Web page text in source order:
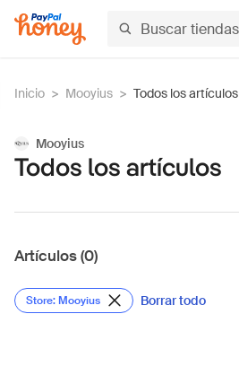
Inicio > Mooyius > Todos los artículos
Mooyius
Todos los artículos
Artículos (0)
Store: Mooyius Borrar todo